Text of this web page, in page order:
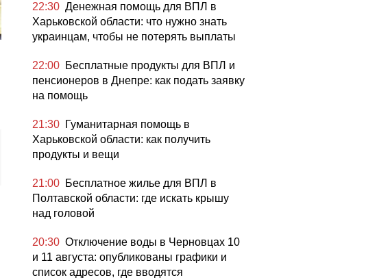
22:30 Денежная помощь для ВПЛ в
Харьковской области: что нужно знать
украинцам, чтобы не потерять выплаты
22:00 Бесплатные продукты для ВПЛ и
пенсионеров в Днепре: как подать заявку
на помощь
21:30 Гуманитарная помощь в
Харьковской области: как получить
продукты и вещи
21:00 Бесплатное жилье для ВПЛ в
Полтавской области: где искать крышу
над головой
20:30 Отключение воды в Черновцах 10
и 11 августа: опубликованы графики и
список адресов, где вводятся